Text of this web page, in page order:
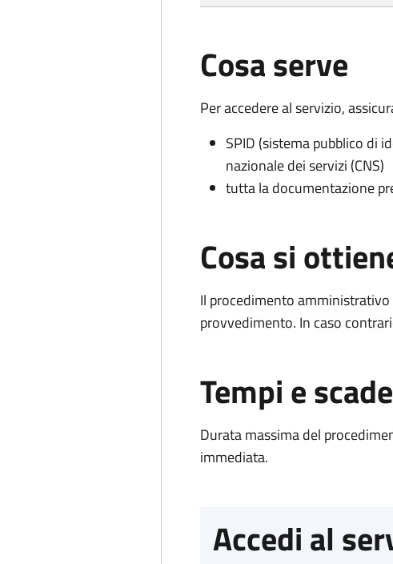
Cosa serve
Per accedere al servizio,
SPID (sistema pubblico di
nazionale dei servizi (CNS)
tutta la documentazione
Cosa si
Il procedimento
provvedimento. In caso
Tempi e
Durata massima del
immediata.
Accedi al